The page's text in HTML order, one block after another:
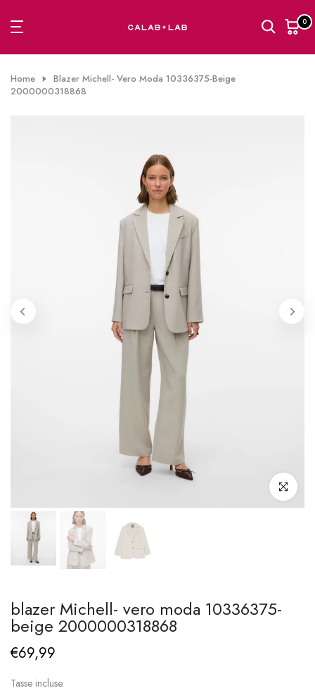
al
0
Home
Blazer Michell- Vero Moda 10336375-Beige
2000000318868
Clicca per
blazer Michell- vero moda 10336375-
beige 2000000318868
€69,99
Tasse incluse.